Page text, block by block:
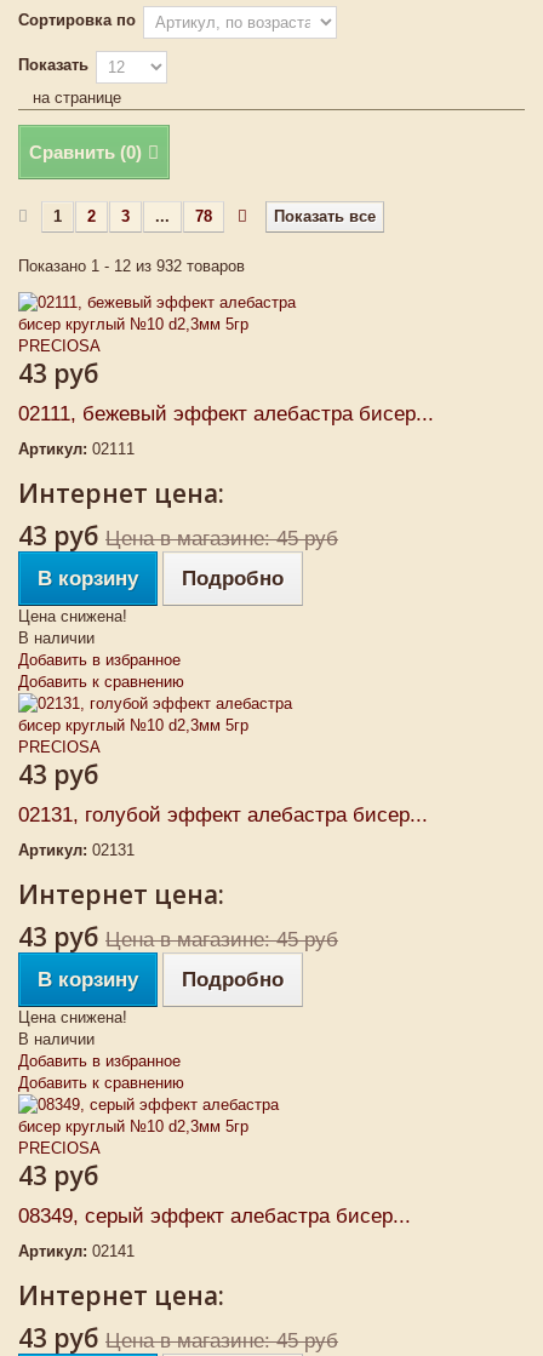
Сортировка по
Показать
на странице
Сравнить (0)
Показать все
1 2 3 ... 78
Показано 1 - 12 из 932 товаров
43 руб
02111, бежевый эффект алебастра бисер...
Артикул: 02111
Интернет цена:
43 руб Цена в магазине: 45 руб
В корзину
Подробно
Цена снижена!
В наличии
Добавить в избранное
Добавить к сравнению
43 руб
02131, голубой эффект алебастра бисер...
Артикул: 02131
Интернет цена:
43 руб Цена в магазине: 45 руб
В корзину
Подробно
Цена снижена!
В наличии
Добавить в избранное
Добавить к сравнению
43 руб
08349, серый эффект алебастра бисер...
Артикул: 02141
Интернет цена:
43 руб Цена в магазине: 45 руб